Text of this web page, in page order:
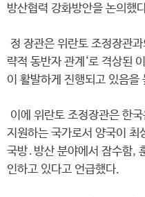
방산협력 강화방안을 논의했
정 장관은 위란토 조정장관
략적 동반자 관계‘로 격상된
이 활발하게 진행되고 있음을
이에 위란토 조정장관은 한
지원하는 국가로서 양국이 최
국방․방산 분야에서 잠수함,
인하고 있다고 언급했다.